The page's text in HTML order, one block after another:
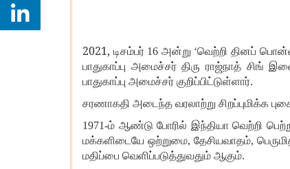
2021, டிசம்பர் 16 அன்று ‘வெற்றி தினப்
பாதுகாப்பு அமைச்சர் திரு ராஜ்நாத்
பாதுகாப்பு அமைச்சர் குறிப்பிட்டுள்ளார்.
சரணாகதி அடைந்த வரலாற்று சிறப்புமிக்க
1971-ம் ஆண்டு போரில் இந்தியா வெற்றி
மக்களிடையே ஒற்றுமை, தேசியவாதம்,
மதிப்பை வெளிப்படுத்துவதும் ஆகும்.